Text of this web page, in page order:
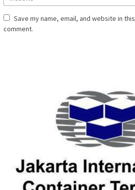
Save my name, email, and website in
comment.